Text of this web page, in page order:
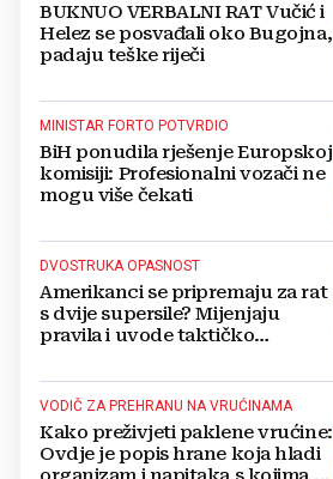
BUKNUO VERBALNI RAT Vučić i
Helez se posvađali oko Bugojna,
padaju teške riječi
MINISTAR FORTO POTVRDIO
BiH ponudila rješenje Europskoj
komisiji: Profesionalni vozači ne
mogu više čekati
DVOSTRUKA OPASNOST
Amerikanci se pripremaju za rat
s dvije supersile? Mijenjaju
pravila i uvode taktičko
VODIČ ZA PREHRANU NA VRUĆINAMA
Kako preživjeti paklene vrućine:
Ovdje je popis hrane koja hladi